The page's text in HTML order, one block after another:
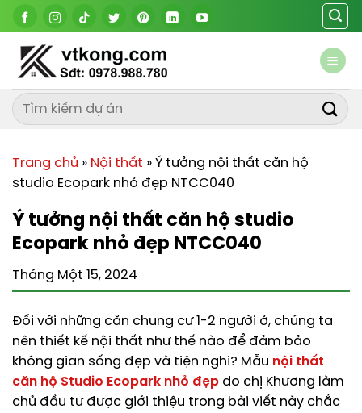
Chuyển
đến
dung
Trang chủ » Nội thất » Ý tưởng nội thất căn hộ
studio Ecopark nhỏ đẹp NTCC040
Ý tưởng nội thất căn hộ studio
Ecopark nhỏ đẹp NTCC040
Tháng Một 15, 2024
Đối với những căn chung cư 1-2 người ở, chúng ta
nên thiết kế nội thất như thế nào để đảm bảo
không gian sống đẹp và tiện nghi? Mẫu nội thất
căn hộ Studio Ecopark nhỏ đẹp do chị Khương làm
chủ đầu tư được giới thiệu trong bài viết này chắc